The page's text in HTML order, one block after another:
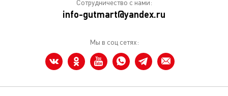
Сотрудничество с нами:
info-gutmart@yandex.ru
Мы в соц сетях: